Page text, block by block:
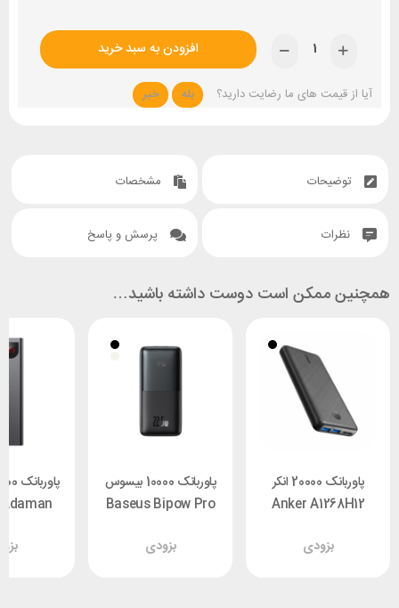
افزودن به سبد خرید
آیا از قیمت های ما رضایت دارید؟ بله خیر
توضیحات مشخصات
نظرات پرسش و پاسخ
همچنین ممکن است دوست داشته باشید…
پاوربانک 20000 انکر
Anker A1268H12
Essential
بزودی
پاوربانک 10000 بیسوس
Baseus Bipow Pro
22.5 وات
بزودی